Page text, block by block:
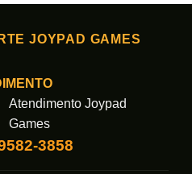
tem
variantes.
JOYPAD GAMES
Atendimento Joypad
Games
3858